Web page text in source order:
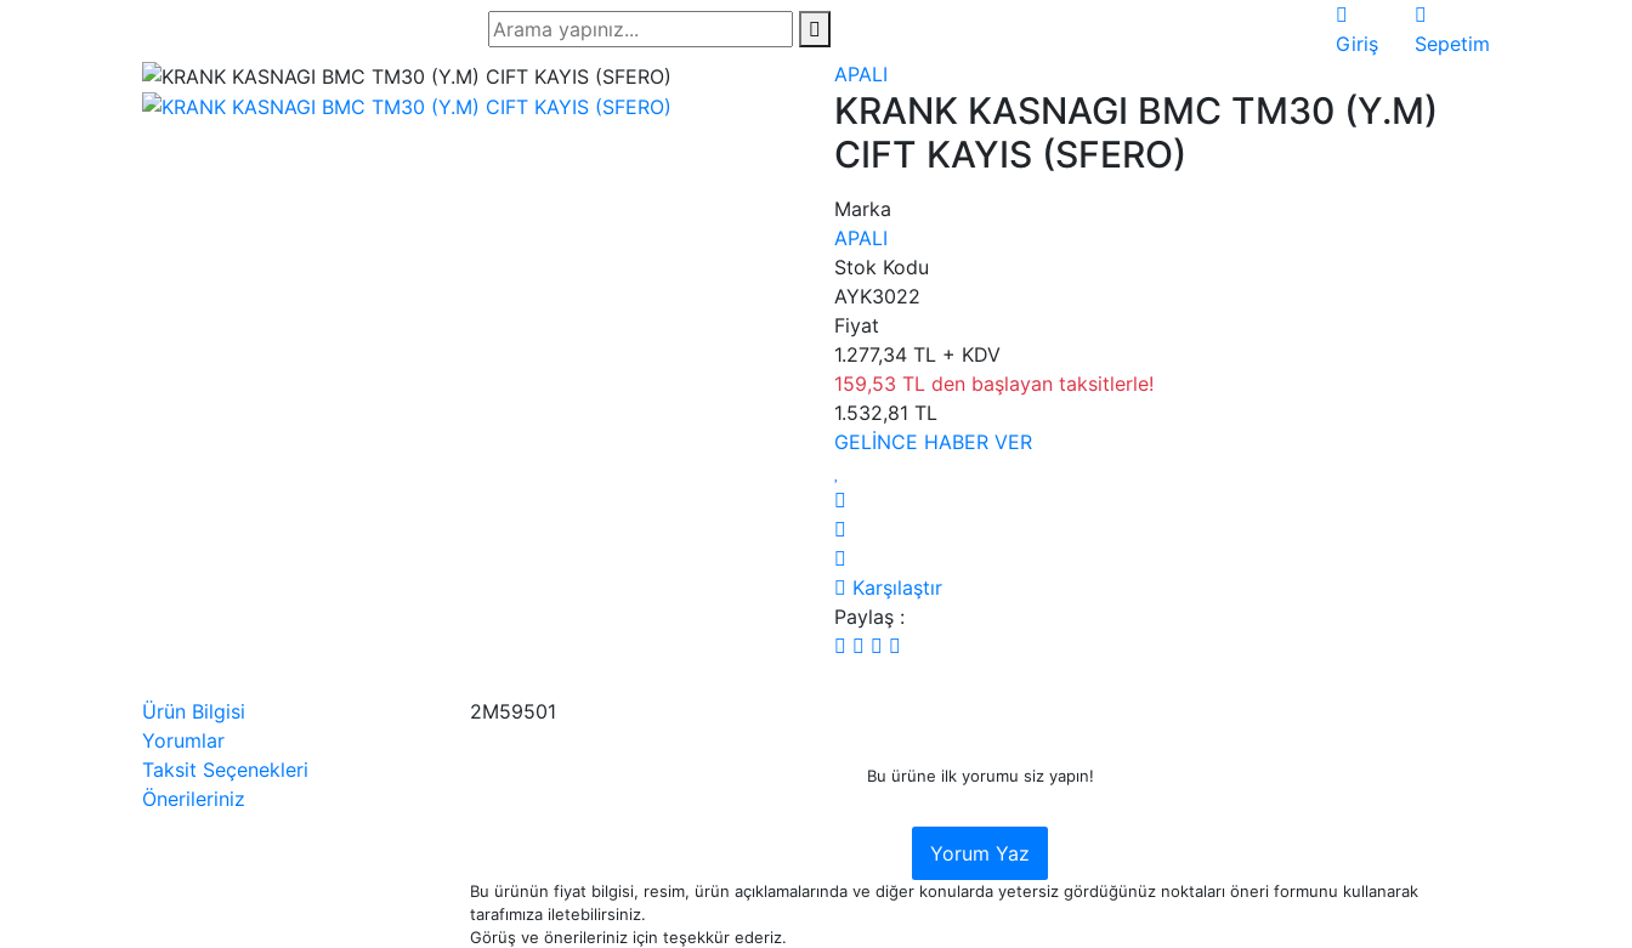
Giriş
Sepetim
APALI
KRANK KASNAGI BMC TM30 (Y.M)
CIFT KAYIS (SFERO)
Marka
APALI
Stok Kodu
AYK3022
Fiyat
1.277,34 TL + KDV
159,53 TL den başlayan taksitlerle!
1.532,81 TL
GELİNCE HABER VER
Karşılaştır
Paylaş :
Ürün Bilgisi
Yorumlar
Taksit Seçenekleri
Önerileriniz
2M59501
Bu ürüne ilk yorumu siz yapın!
Yorum Yaz
Bu ürünün fiyat bilgisi, resim, ürün açıklamalarında ve diğer konularda yetersiz gördüğünüz noktaları öneri formunu kullanarak
tarafımıza iletebilirsiniz.
Görüş ve önerileriniz için teşekkür ederiz.